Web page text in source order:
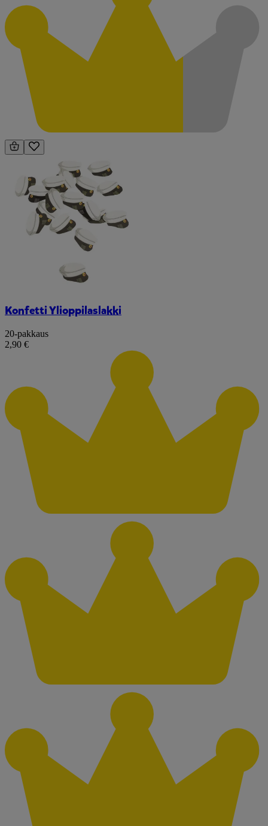
Konfetti Ylioppilaslakki
20-pakkaus
2,90 €